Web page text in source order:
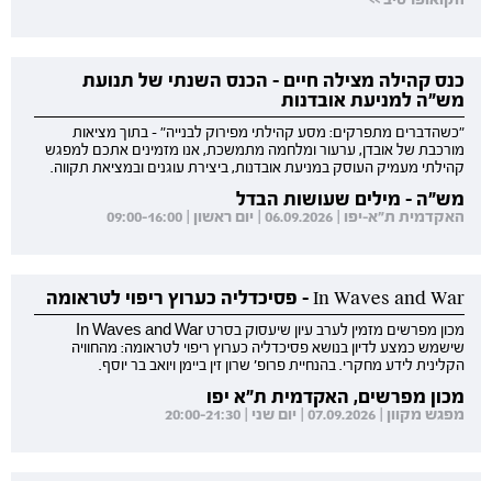
כנס קהילה מצילה חיים - הכנס השנתי של תנועת
מש"ה למניעת אובדנות
"כשהדברים מתפרקים: מסע קהילתי מפירוק לבנייה" - בתוך מציאות
מורכבת של אובדן, ערעור ומלחמה מתמשכת, אנו מזמינים אתכם למפגש
קהילתי מעמיק העוסק במניעת אובדנות, ביצירת עוגנים ובמציאת תקווה.
מש"ה - מילים שעושות הבדל
האקדמית ת"א-יפו | 06.09.2026 | יום ראשון | 09:00-16:00
In Waves and War - פסיכדליה כערוץ ריפוי לטראומה
מכון מפרשים מזמין לערב עיון שיעסוק בסרט In Waves and War
שישמש כמצע לדיון בנושא פסיכדליה כערוץ ריפוי לטראומה: מהחוויה
הקלינית לידע מחקרי. בהנחיית פרופ' שרון זין ביימן ויואב בר יוסף.
מכון מפרשים, האקדמית ת"א יפו
מפגש מקוון | 07.09.2026 | יום שני | 20:00-21:30